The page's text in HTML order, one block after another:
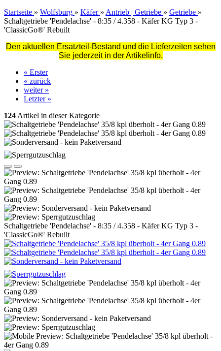
Startseite » Wolfsburg » Käfer » Antrieb | Getriebe » Getriebe »
Schaltgetriebe 'Pendelachse' - 8:35 / 4.358 - Käfer KG Typ 3 -
'ClassicGo®' Rebuilt
Den aktuellen Ersatzteil-Bestand und die Lieferzeiten sehen
Sie jederzeit in der Artikelinfo.
« Erster
« zurück
weiter »
Letzter »
124 Artikel in dieser Kategorie
Schaltgetriebe 'Pendelachse' - 8:35 / 4.358 - Käfer KG Typ 3 -
'ClassicGo®' Rebuilt